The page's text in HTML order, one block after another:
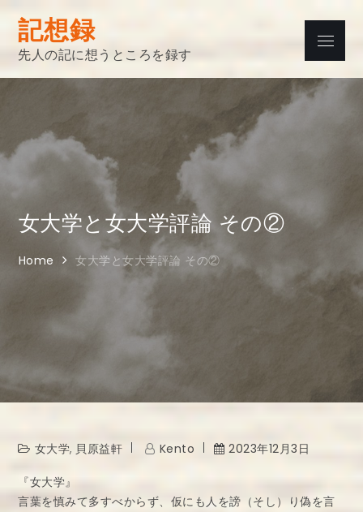
content
記想録
先人の記に想うところを録す
Menu
女大学と女大学評論 その②
Home 女大学と女大学評論 その②
女大学, 貝原益軒 Kento 2023年12月3日
『女大学』
言葉を慎みて多すべからず、仮にも人を謗（そし）り偽を言